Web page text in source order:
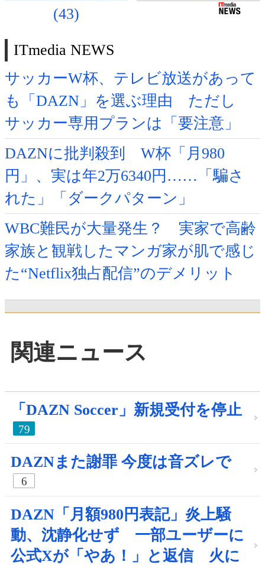
(43)
ITmedia NEWS
サッカーW杯、テレビ放送があって
も「DAZN」を選ぶ理由 ただし
サッカー専用プランは「要注意」
DAZNに批判殺到 W杯「月980
円」、実は年2万6340円……「騙さ
れた」「ダークパターン」
WBC難民が大量発生？ 実家で高齢
家族と観戦したマンガ家が肌で感じ
た“Netflix独占配信”のデメリット
関連ニュース
「DAZN Soccer」新規受付を停止
79
DAZNまた謝罪 今度は音ズレで
6
DAZN「月額980円表記」炎上騒
動、沈静化せず 一部ユーザーに
公式Xが「やあ！」と返信 火に